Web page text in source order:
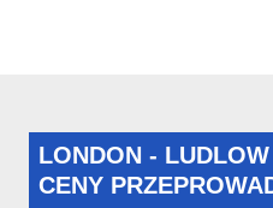
LONDON -
CENY